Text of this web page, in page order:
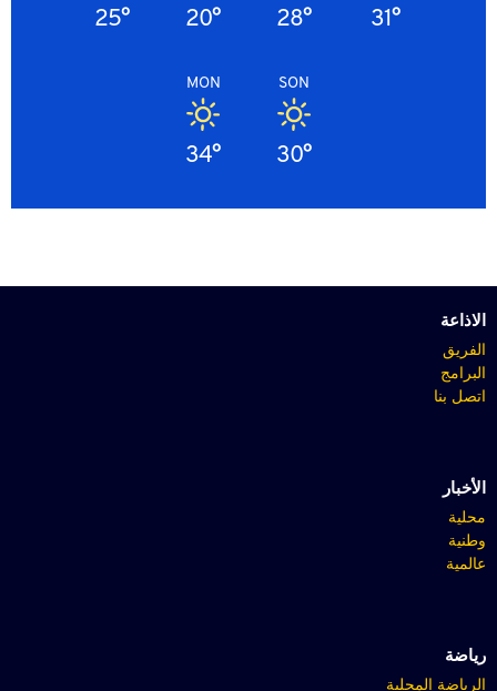
31°
28°
20°
25°
SON
30°
MON
34°
الاذاعة
الفريق
البرامج
اتصل بنا
الأخبار
محلية
وطنية
عالمية
رياضة
الرياضة المحلية